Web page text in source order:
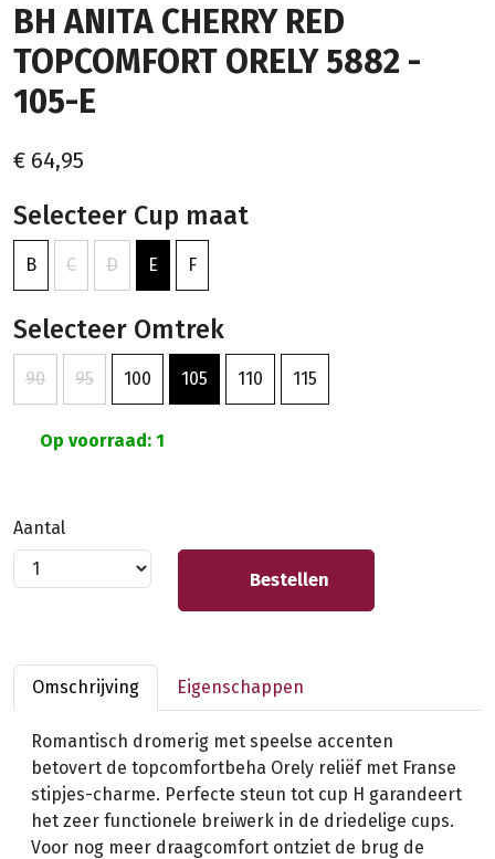
BH ANITA CHERRY RED
TOPCOMFORT ORELY 5882 -
105-E
€ 64,95
Selecteer Cup maat
B C D E F
Selecteer Omtrek
90 95 100 105 110 115
Op voorraad: 1
Aantal
Bestellen
Omschrijving Eigenschappen
Romantisch dromerig met speelse accenten
betovert de topcomfortbeha Orely reliëf met Franse
stipjes-charme. Perfecte steun tot cup H garandeert
het zeer functionele breiwerk in de driedelige cups.
Voor nog meer draagcomfort ontziet de brug de